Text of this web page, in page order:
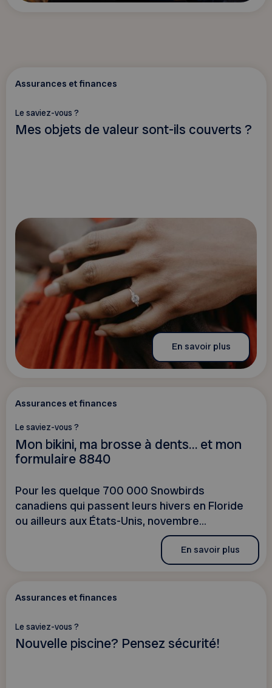
Assurances et finances
Le saviez-vous ?
Mes objets de valeur sont-ils couverts ?
En savoir plus
Assurances et finances
Le saviez-vous ?
Mon bikini, ma brosse à dents… et mon
formulaire 8840
Pour les quelque 700 000 Snowbirds
canadiens qui passent leurs hivers en Floride
ou ailleurs aux États-Unis, novembre...
En savoir plus
Assurances et finances
Le saviez-vous ?
Nouvelle piscine? Pensez sécurité!